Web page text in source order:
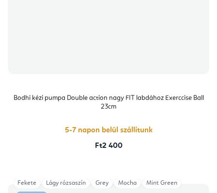
Bodhi kézi pumpa Double action nagy FIT labdához Exerccise Ball
23cm
5-7 napon belül szállítunk
Ft2 400
Fekete Lágy rózsaszín Grey Mocha Mint Green